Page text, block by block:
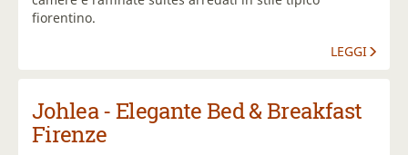
fiorentino.
LEGGI
Johlea - Elegante Bed & Breakfast
Firenze